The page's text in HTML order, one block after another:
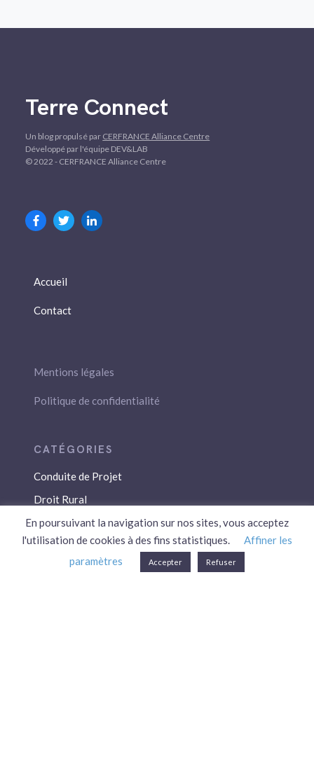
Terre Connect
Un blog propulsé par CERFRANCE Alliance Centre
Développé par l'équipe DEV&LAB
© 2022 - CERFRANCE Alliance Centre
Accueil
Contact
Mentions légales
Politique de confidentialité
Conduite de Projet
Droit Rural
Droit Social
Économie / Gestion
Environnement
En poursuivant la navigation sur nos sites, vous acceptez
l'utilisation de cookies à des fins statistiques.
Affiner les
paramètres
Accepter Refuser